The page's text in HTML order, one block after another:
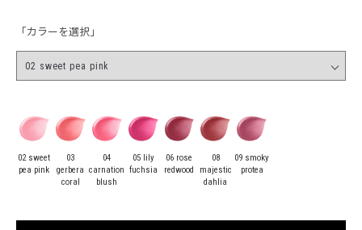
「カラーを選択」
02 sweet
pea pink
03
gerbera
coral
04
carnation
blush
05 lily
fuchsia
06 rose
redwood
08
majestic
dahlia
09 smoky
protea